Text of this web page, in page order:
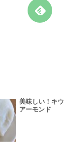
美味しい！キ
アーモンド